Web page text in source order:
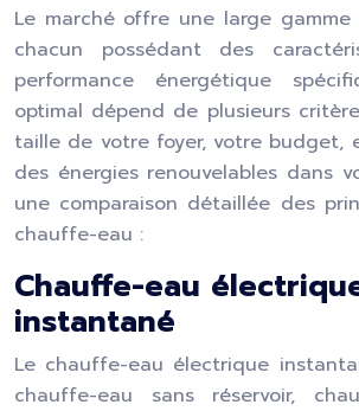
Le marché offre une large
chacun possédant des
performance énergétique
optimal dépend de plusieurs
taille de votre foyer, votre budget,
des énergies renouvelables dans
une comparaison détaillée des
chauffe-eau :
Chauffe-eau
instantané
Le chauffe-eau électrique
chauffe-eau sans réservoir,